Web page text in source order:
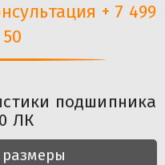
+ 7 499
подшипника
ЛК